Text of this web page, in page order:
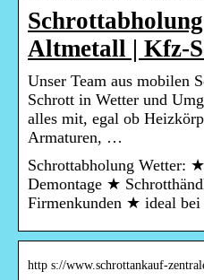
Altmetall | Kfz-
Unser Team aus mobilen
Schrott in Wetter und
alles mit, egal ob
Armaturen, …
Schrottabholung Wetter:
Demontage ★
Firmenkunden ★ ideal
http s://www.schrottankauf-